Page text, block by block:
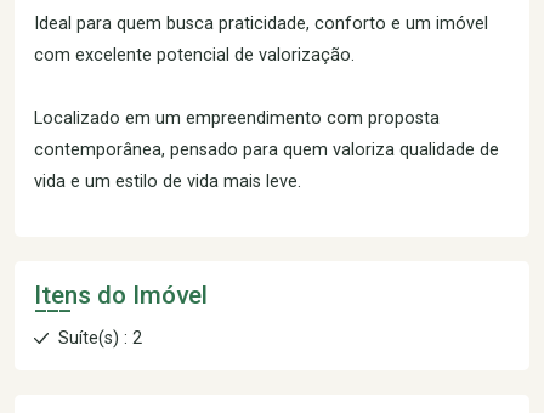
Ideal para quem busca praticidade, conforto e um imóvel
com excelente potencial de valorização.
Localizado em um empreendimento com proposta
contemporânea, pensado para quem valoriza qualidade de
vida e um estilo de vida mais leve.
Itens do Imóvel
Suíte(s) : 2